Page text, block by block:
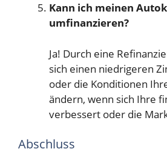
Kann ich meinen
umfinanzieren?
Ja! Durch eine
sich einen niedrigeren
oder die Konditionen
ändern, wenn sich Ihre
verbessert oder die
Abschluss